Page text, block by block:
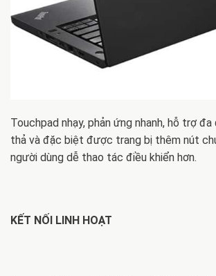
Touchpad nhạy, phản ứng nhanh, hỗ trợ
thả và đặc biệt được trang bị thêm nút
người dùng dễ thao tác điều khiển hơn.
KẾT NỐI LINH HOẠT